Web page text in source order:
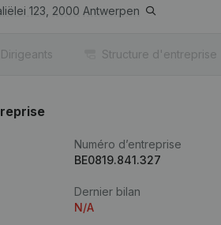
123, 2000 Antwerpen
Dirigeants Structure d'entreprise
Numéro d’entreprise
BE0819.841.327
Dernier bilan
N/A